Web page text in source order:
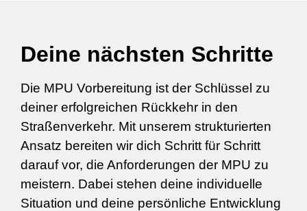
Deine nächsten Schritte
Die MPU Vorbereitung ist der Schlüssel zu
deiner erfolgreichen Rückkehr in den
Straßenverkehr. Mit unserem strukturierten
Ansatz bereiten wir dich Schritt für Schritt
darauf vor, die Anforderungen der MPU zu
meistern. Dabei stehen deine individuelle
Situation und deine persönliche Entwicklung